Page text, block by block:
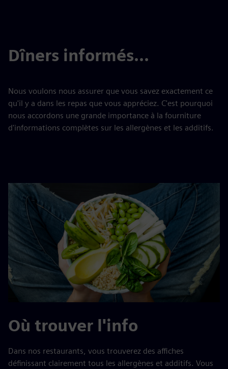
Dîners informés...
Nous voulons nous assurer que vous savez exactement ce
qu'il y a dans les repas que vous appréciez. C'est pourquoi
nous accordons une grande importance à la fourniture
d'informations complètes sur les allergènes et les additifs.
Où trouver l'info
Dans nos restaurants, vous trouverez des affiches
définissant clairement tous les allergènes et additifs. Vous